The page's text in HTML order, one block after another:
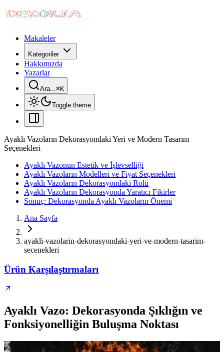
Makaleler
Kategoriler
Hakkımızda
Yazarlar
Ara...⌘K
Toggle theme
Ayaklı Vazoların Dekorasyondaki Yeri ve Modern Tasarım
Seçenekleri
Ayaklı Vazonun Estetik ve İşlevselliği
Ayaklı Vazoların Modelleri ve Fiyat Seçenekleri
Ayaklı Vazoların Dekorasyondaki Rolü
Ayaklı Vazoların Dekorasyonda Yaratıcı Fikirler
Sonuç: Dekorasyonda Ayaklı Vazoların Önemi
Ana Sayfa
ayakli-vazolarin-dekorasyondaki-yeri-ve-modern-tasarim-
secenekleri
Ürün Karşılaştırmaları
Ayaklı Vazo: Dekorasyonda Şıklığın ve
Fonksiyonelliğin Buluşma Noktası